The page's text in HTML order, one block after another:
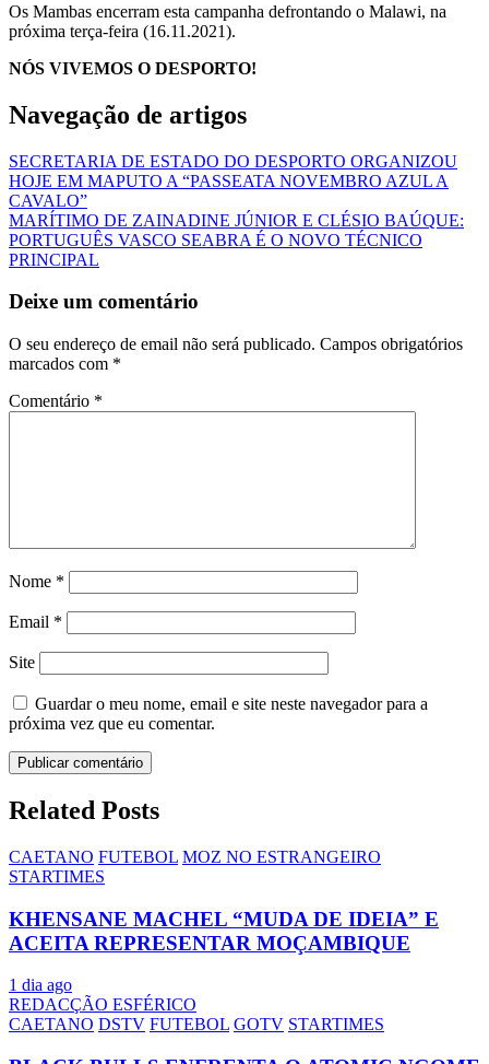
Os Mambas encerram esta campanha defrontando o Malawi, na
próxima terça-feira (16.11.2021).
NÓS VIVEMOS O DESPORTO!
Navegação de artigos
SECRETARIA DE ESTADO DO DESPORTO ORGANIZOU
HOJE EM MAPUTO A “PASSEATA NOVEMBRO AZUL A
CAVALO”
MARÍTIMO DE ZAINADINE JÚNIOR E CLÉSIO BAÚQUE:
PORTUGUÊS VASCO SEABRA É O NOVO TÉCNICO
PRINCIPAL
Deixe um comentário
O seu endereço de email não será publicado. Campos obrigatórios
marcados com *
Comentário *
Nome *
Email *
Site
Guardar o meu nome, email e site neste navegador para a
próxima vez que eu comentar.
Related Posts
CAETANO FUTEBOL MOZ NO ESTRANGEIRO
STARTIMES
KHENSANE MACHEL “MUDA DE IDEIA” E
ACEITA REPRESENTAR MOÇAMBIQUE
1 dia ago
REDACÇÃO ESFÉRICO
CAETANO DSTV FUTEBOL GOTV STARTIMES